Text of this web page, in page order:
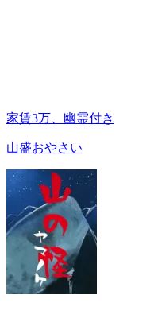
家賃3万、幽霊付き
山盛おやさい